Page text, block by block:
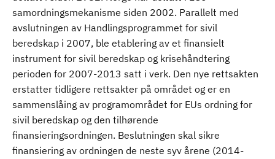
samordningsmekanisme siden 2002. Parallelt med
avslutningen av Handlingsprogrammet for sivil
beredskap i 2007, ble etablering av et finansielt
instrument for sivil beredskap og krisehåndtering
perioden for 2007-2013 satt i verk. Den nye rettsakten
erstatter tidligere rettsakter på området og er en
sammenslåing av programområdet for EUs ordning for
sivil beredskap og den tilhørende
finansieringsordningen. Beslutningen skal sikre
finansiering av ordningen de neste syv årene (2014-